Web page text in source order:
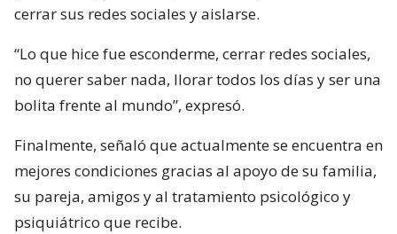
cerrar sus redes sociales y aislarse.
“Lo que hice fue esconderme, cerrar redes sociales,
no querer saber nada, llorar todos los días y ser una
bolita frente al mundo”, expresó.
Finalmente, señaló que actualmente se encuentra en
mejores condiciones gracias al apoyo de su familia,
su pareja, amigos y al tratamiento psicológico y
psiquiátrico que recibe.